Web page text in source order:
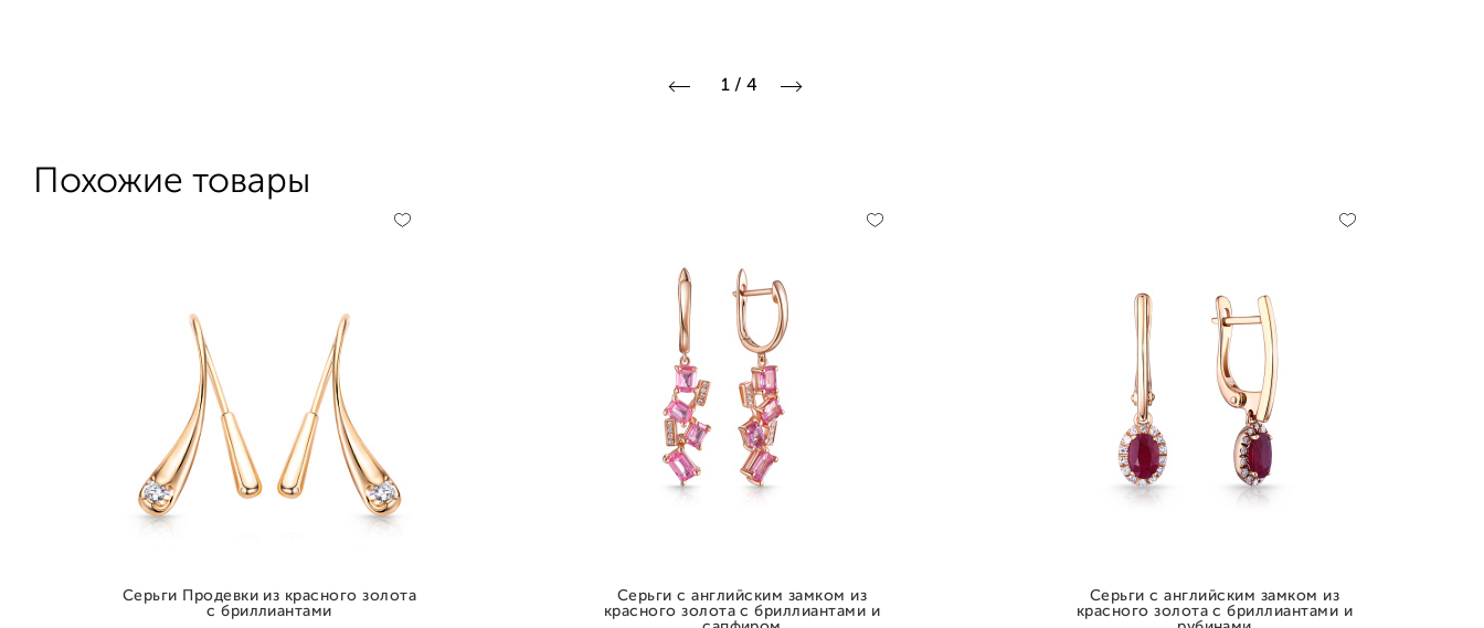
1/ 4
Похожие товары
Серьги Продевки из красного золота
с бриллиантами
Серьги с английским замком из
красного золота с бриллиантами и
Серьги с английским замком из
красного золота с бриллиантами и